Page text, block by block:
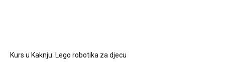
Kurs u Kaknju: Lego robotika za djecu